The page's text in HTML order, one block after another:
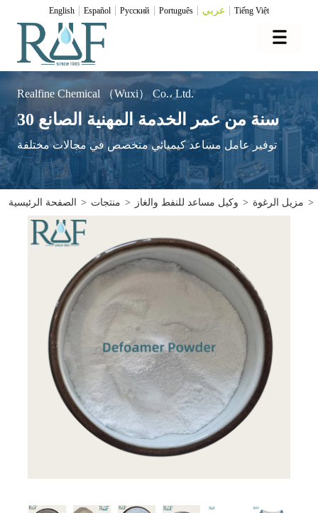
English Español Pусский Português عربي Tiếng Việt
Realfine Chemical （Wuxi） Co.، Ltd.
30 سنة من عمر الخدمة المهنية الصانع
توفير عامل مساعد كيميائي متخصص في مجالات مختلفة
الصفحة الرئيسية > منتجات > وكيل مساعد للنفط والغاز > مزيل الرغوة >